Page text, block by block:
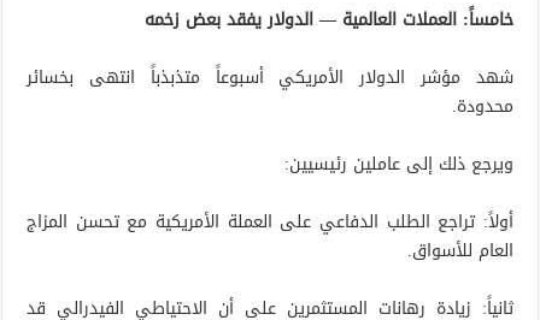
خامساً: العملات العالمية — الدولار يفقد بعض زخمه
شهد مؤشر الدولار الأمريكي أسبوعاً متذبذباً انتهى بخسائر
محدودة.
ويرجع ذلك إلى عاملين رئيسيين:
أولاً: تراجع الطلب الدفاعي على العملة الأمريكية مع تحسن المزاج
العام للأسواق.
ثانياً: زيادة رهانات المستثمرين على أن الاحتياطي الفيدرالي قد